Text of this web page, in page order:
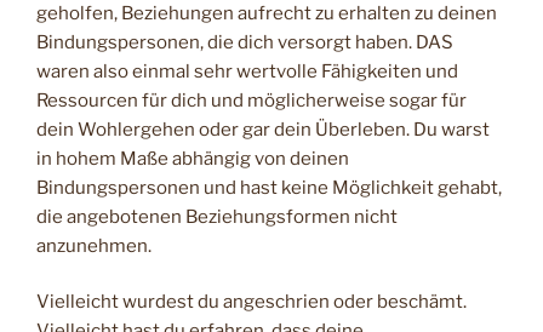
geholfen, Beziehungen aufrecht zu erhalten zu deinen
Bindungspersonen, die dich versorgt haben. DAS
waren also einmal sehr wertvolle Fähigkeiten und
Ressourcen für dich und möglicherweise sogar für
dein Wohlergehen oder gar dein Überleben. Du warst
in hohem Maße abhängig von deinen
Bindungspersonen und hast keine Möglichkeit gehabt,
die angebotenen Beziehungsformen nicht
anzunehmen.
Vielleicht wurdest du angeschrien oder beschämt.